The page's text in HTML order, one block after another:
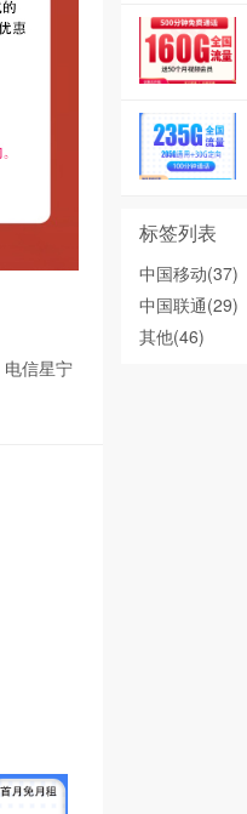
电信星宁
标签列表
中国移动(37)
中国联通(29)
其他(46)